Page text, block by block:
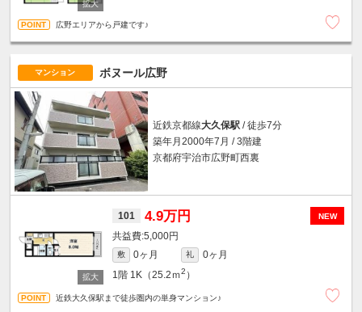
広野エリアから戸建です♪
マンション ボヌール広野
近鉄京都線大久保駅/ 徒歩7分
築年月2000年7月 / 3階建
京都府宇治市広野町西裏
NEW
101 4.9万円
5,000円
敷 0ヶ月 礼
0ヶ月
1階 1K（25.2ｍ2 ）
近鉄大久保駅まで徒歩圏内の単身マンション♪